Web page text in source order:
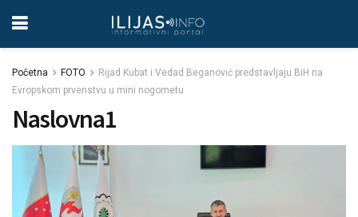
Početna FOTO
Rijad Kubat i Vedad Beganović predstavljaju BiH na
Evropskom prvenstvu u mini nogometu
Naslovna1